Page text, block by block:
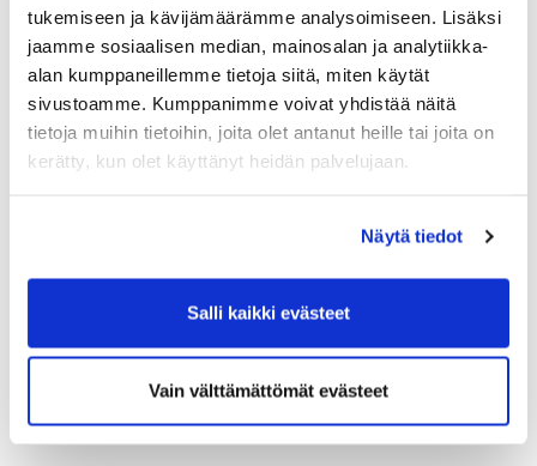
tukemiseen ja kävijämäärämme analysoimiseen. Lisäksi
jaamme sosiaalisen median, mainosalan ja analytiikka-
alan kumppaneillemme tietoja siitä, miten käytät
sivustoamme. Kumppanimme voivat yhdistää näitä
tietoja muihin tietoihin, joita olet antanut heille tai joita on
kerätty, kun olet käyttänyt heidän palvelujaan.
Näytä tiedot
Salli kaikki evästeet
Vain välttämättömät evästeet
250,00 €